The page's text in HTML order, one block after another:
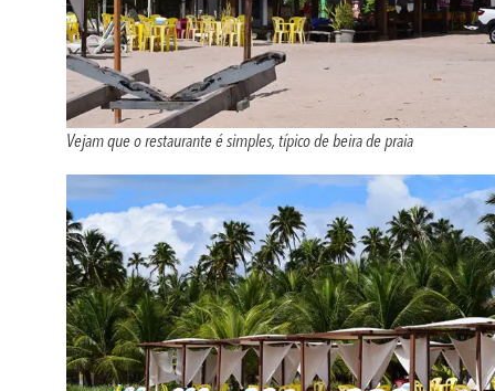
Vejam que o restaurante é simples, típico de beira de praia